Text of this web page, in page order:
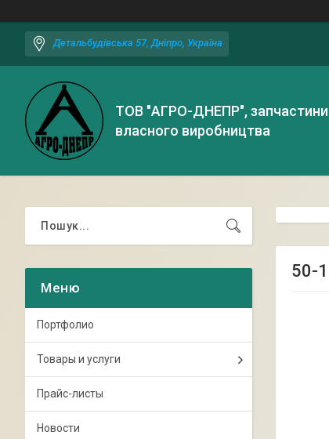
Детальбудівська 57, Дніпро, Україна
ТОВ "АГРО-ДНЕПР", запчастини
власного виробництва
50-
Портфолио
Товары и услуги
Прайс-листы
Новости